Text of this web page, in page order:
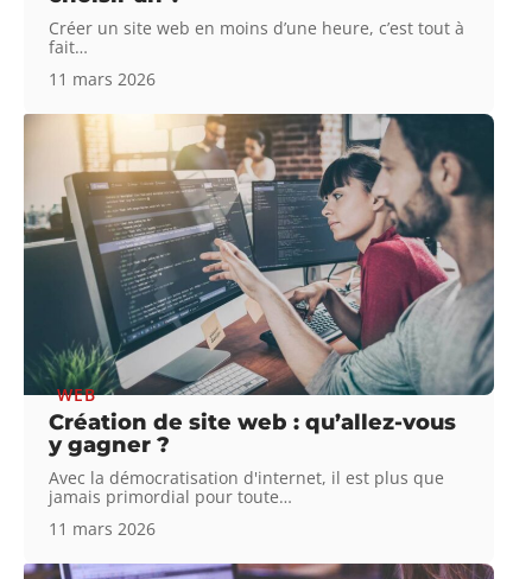
Créer un site web en moins d’une heure, c’est tout à
fait…
11 mars 2026
WEB
Création de site web : qu’allez-vous
y gagner ?
Avec la démocratisation d'internet, il est plus que
jamais primordial pour toute…
11 mars 2026